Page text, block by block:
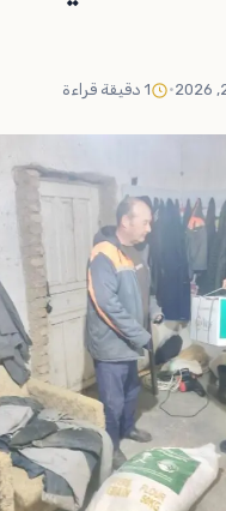
• 1 دقيقة قراءة